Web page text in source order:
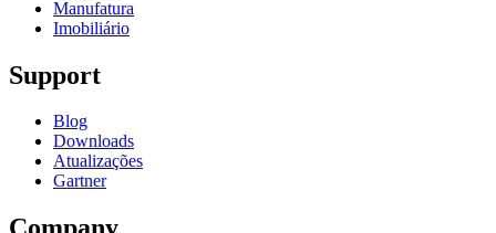
Manufatura
Imobiliário
Support
Blog
Downloads
Atualizações
Gartner